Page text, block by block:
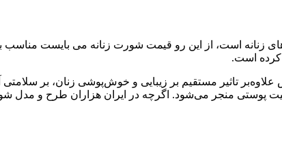
زنانه است، از این رو قیمت شورت زنانه می بایست مناسب
کرده است.
تاثیر مستقیم بر زیبایی و خوش‌پوشی زنان، بر سلامتی
پوستی منجر می‌شود. اگرچه در ایران هزاران طرح و مدل